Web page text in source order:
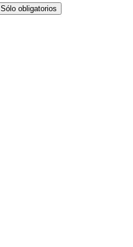
Sólo obligatorios